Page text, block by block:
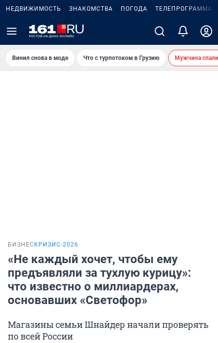
НЕДВИЖИМОСТЬ ЗНАКОМСТВА ПОГОДА ТЕЛЕПРОГРАММА
Винил снова в моде Что с турпотоком в Грузию Мужчина
БИЗНЕС КРИЗИС-2026
«Не каждый хочет, чтобы ему
предъявляли за тухлую курицу»:
что известно о миллиардерах,
основавших «Светофор»
Магазины семьи Шнайдер начали проверять
по всей России